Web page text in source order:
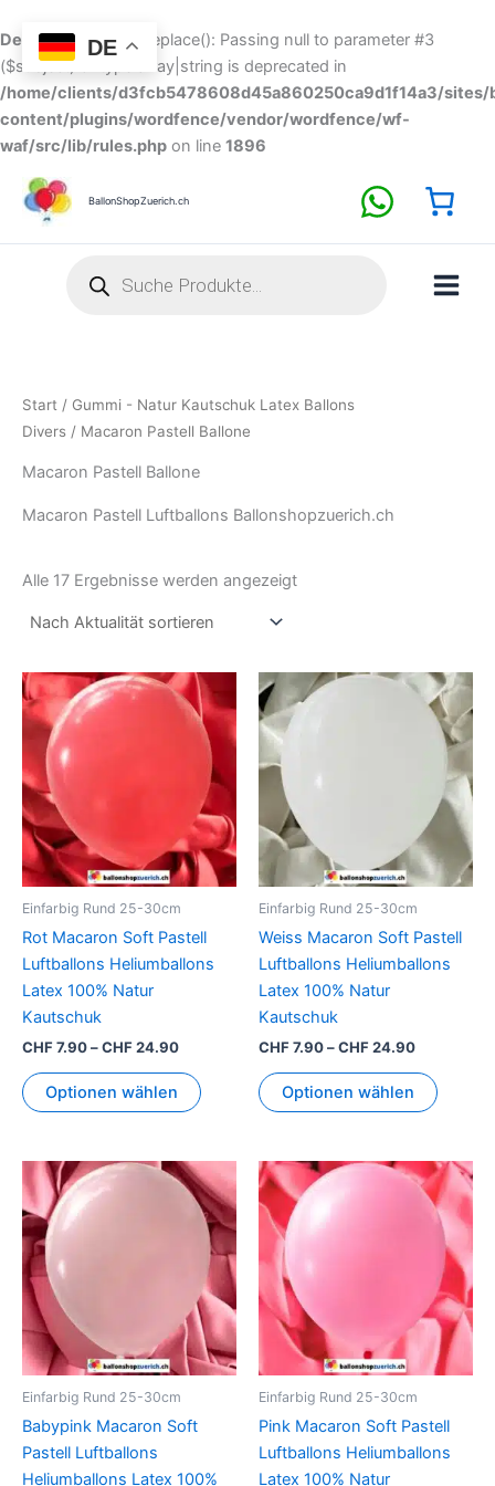
Deprecated: preg_replace(): Passing null to parameter #3
($subject) of type array|string is deprecated in
/home/clients/d3fcb5478608d45a860250ca9d1f14a3/sites/
content/plugins/wordfence/vendor/wordfence/wf-
waf/src/lib/rules.php on line 1896
Inhalt
springen
BallonShopZuerich.ch
Start / Gummi - Natur Kautschuk Latex Ballons
Divers / Macaron Pastell Ballone
Macaron Pastell Ballone
Macaron Pastell Luftballons Ballonshopzuerich.ch
Alle 17 Ergebnisse werden angezeigt
Einfarbig Rund 25-30cm
Rot Macaron Soft Pastell
Luftballons Heliumballons
Latex 100% Natur
Kautschuk
CHF7.90–CHF24.90
Preisspanne:
CHF 7.90
bis
CHF 24.90
Optionen wählen
Dieses
Produkt
weist
mehrere
Varianten
auf.
Die
Optionen
der
Produktseite
Einfarbig Rund 25-30cm
Weiss Macaron Soft Pastell
Luftballons Heliumballons
Latex 100% Natur
Kautschuk
CHF7.90–CHF24.90
CHF 7.90
bis
CHF 24.90
Optionen wählen
Dieses
Produkt
weist
auf.
der
Einfarbig Rund 25-30cm
Babypink Macaron Soft
Pastell Luftballons
Heliumballons Latex 100%
Preisspanne:
CHF 7.90
bis
CHF 24.90
Dieses
Produkt
weist
mehrere
Varianten
auf.
Die
Optionen
Produktseite
Einfarbig Rund 25-30cm
Pink Macaron Soft Pastell
Luftballons Heliumballons
Latex 100% Natur
CHF 7.90
bis
CHF 24.90
Dieses
Produkt
weist
auf.
Die
der
DE